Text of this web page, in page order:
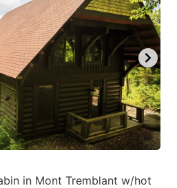
in Mont Tremblant w/hot